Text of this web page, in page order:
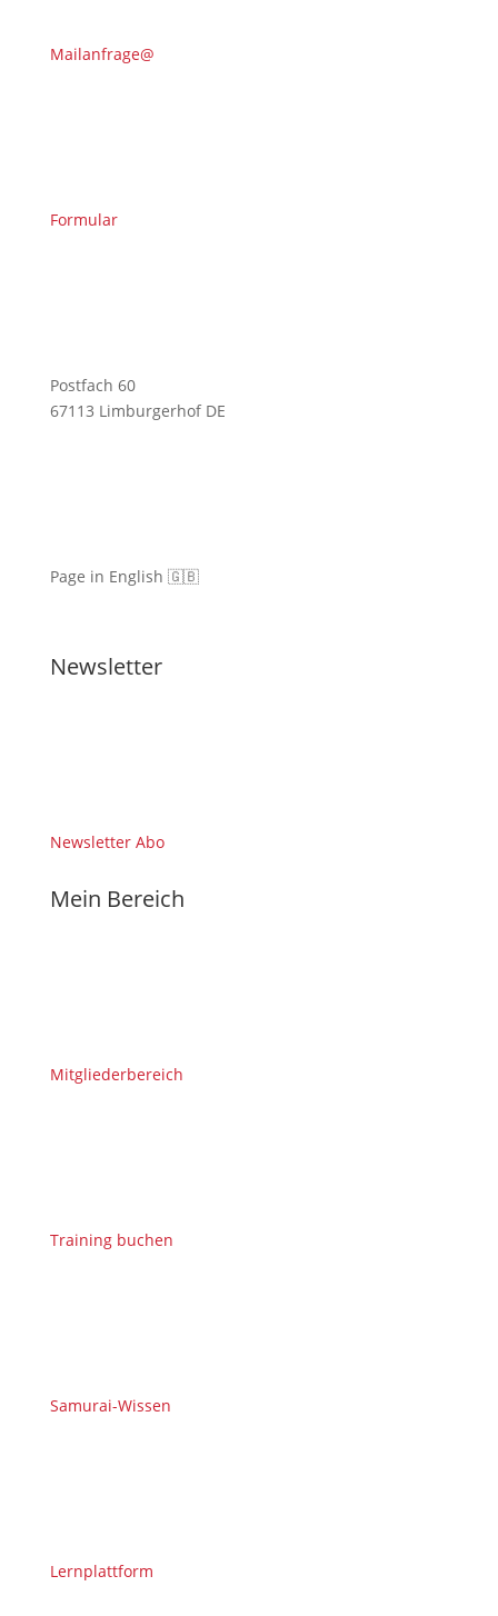
Mailanfrage@
Formular
Postfach 60
67113 Limburgerhof DE
Page in English 🇬🇧
Newsletter
Newsletter Abo
Mein Bereich
Mitgliederbereich
Training buchen
Samurai-Wissen
Lernplattform